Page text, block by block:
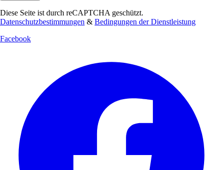
Diese Seite ist durch reCAPTCHA geschützt.
Datenschutzbestimmungen & Bedingungen der Dienstleistung
Facebook